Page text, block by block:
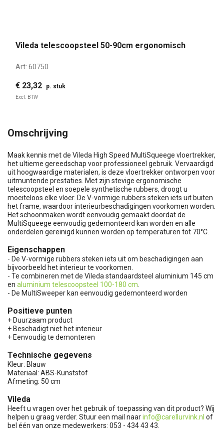
Vileda telescoopsteel 50-90cm ergonomisch
Art: 60750
€ 23,32 p. stuk
Excl. BTW
Omschrijving
Maak kennis met de Vileda High Speed MultiSqueege vloertrekker,
het ultieme gereedschap voor professioneel gebruik. Vervaardigd
uit hoogwaardige materialen, is deze vloertrekker ontworpen voor
uitmuntende prestaties. Met zijn stevige ergonomische
telescoopsteel en soepele synthetische rubbers, droogt u
moeiteloos elke vloer. De V-vormige rubbers steken iets uit buiten
het frame, waardoor interieurbeschadigingen voorkomen worden.
Het schoonmaken wordt eenvoudig gemaakt doordat de
MultiSqueege eenvoudig gedemonteerd kan worden en alle
onderdelen gereinigd kunnen worden op temperaturen tot 70°C.
Eigenschappen
- De V-vormige rubbers steken iets uit om beschadigingen aan
bijvoorbeeld het interieur te voorkomen.
- Te combineren met de Vileda standaardsteel aluminium 145 cm
en aluminium telescoopsteel 100-180 cm
- De MultiSweeper kan eenvoudig gedemonteerd worden
Positieve punten
+ Duurzaam product
+ Beschadigt niet het interieur
+ Eenvoudig te demonteren
Technische gegevens
Kleur: Blauw
Materiaal: ABS-Kunststof
Afmeting: 50 cm
Vileda
Heeft u vragen over het gebruik of toepassing van dit product? Wij
helpen u graag verder. Stuur een mail naarinfo@carellurvink.nl of
bel één van onze medewerkers: 053 - 434 43 43.